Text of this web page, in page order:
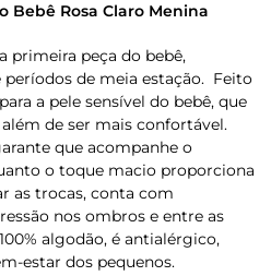
Bebê Rosa Claro Menina
primeira peça do bebê,
períodos de meia estação. Feito
a pele sensível do bebê, que
de ser mais confortável.
que acompanhe o
o toque macio proporciona
as trocas, conta com
nos ombros e entre as
algodão, é antialérgico,
estar dos pequenos.